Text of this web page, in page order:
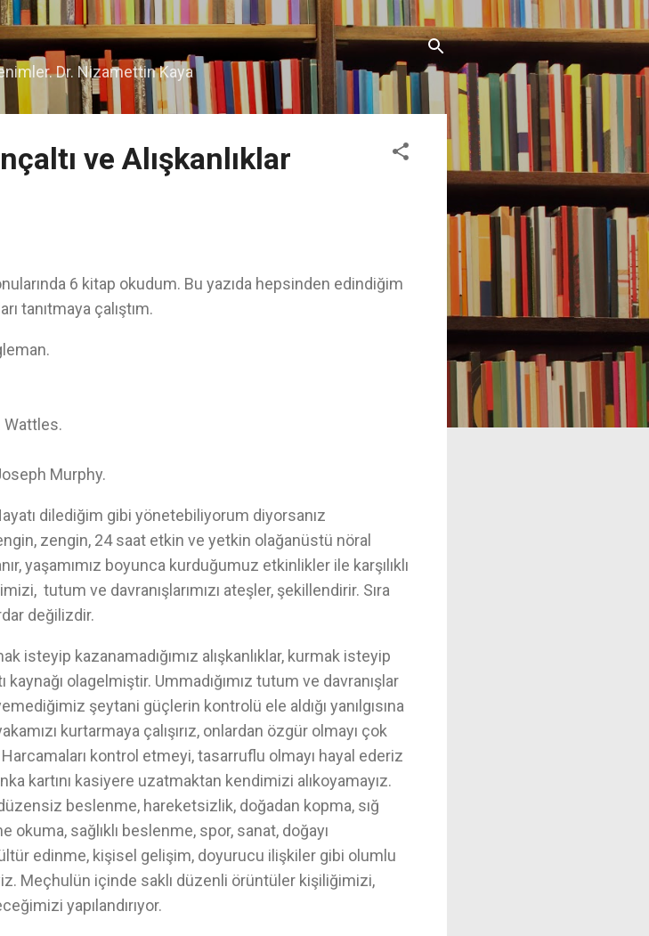
içeriğe atla
Dr. Nizamettin Kaya
ve Alışkanlıklar
6 kitap okudum. Bu yazıda hepsinden edindiğim
tanıtmaya çalıştım.
Wattles.
Murphy.
dilediğim gibi yönetebiliyorum diyorsanız
zengin, 24 saat etkin ve yetkin olağanüstü nöral
yaşamımız boyunca kurduğumuz etkinlikler ile karşılıklı
tutum ve davranışlarımızı ateşler, şekillendirir. Sıra
değilizdir.
isteyip kazanamadığımız alışkanlıklar, kurmak isteyip
kaynağı olagelmiştir. Ummadığımız tutum ve davranışlar
şeytani güçlerin kontrolü ele aldığı yanılgısına
kurtarmaya çalışırız, onlardan özgür olmayı çok
kontrol etmeyi, tasarruflu olmayı hayal ederiz
kartını kasiyere uzatmaktan kendimizi alıkoyamayız.
beslenme, hareketsizlik, doğadan kopma, sığ
sağlıklı beslenme, spor, sanat, doğayı
edinme, kişisel gelişim, doyurucu ilişkiler gibi olumlu
Meçhulün içinde saklı düzenli örüntüler kişiliğimizi,
yapılandırıyor.